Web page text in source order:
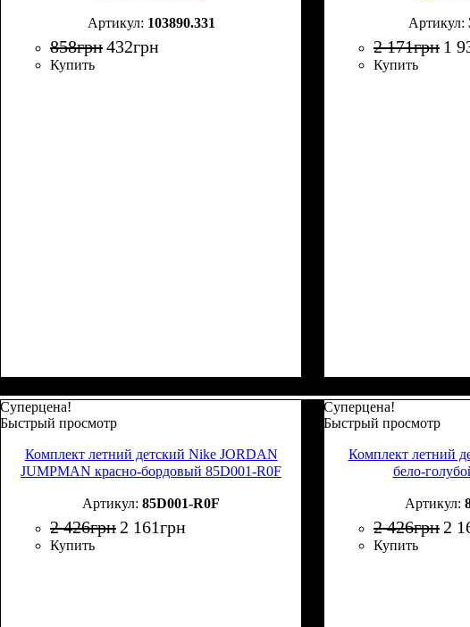
103890.331
858грн432грн
Купить
2 171грн 1
Купить
Суперцена!
Быстрый просмотр
Комплект летний детский Nike JORDAN
JUMPMAN красно-бордовый 85D001-R0F
85D001-R0F
2 426грн2 161грн
Купить
Суперцена!
Быстрый просмотр
Комплект летний
бело-
2 426грн2
Купить